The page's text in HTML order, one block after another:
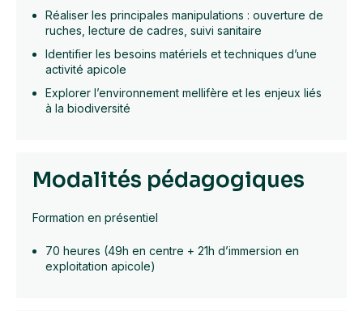
Réaliser les principales manipulations : ouverture de
ruches, lecture de cadres, suivi sanitaire
Identifier les besoins matériels et techniques d’une
activité apicole
Explorer l’environnement mellifère et les enjeux liés
à la biodiversité
Modalités pédagogiques
Formation en présentiel
70 heures (49h en centre + 21h d’immersion en
exploitation apicole)